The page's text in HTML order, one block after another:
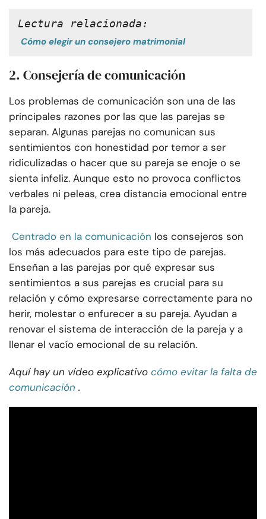
Lectura relacionada:
Cómo elegir un consejero matrimonial
2. Consejería de comunicación
Los problemas de comunicación son una de las
principales razones por las que las parejas se
separan. Algunas parejas no comunican sus
sentimientos con honestidad por temor a ser
ridiculizadas o hacer que su pareja se enoje o se
sienta infeliz. Aunque esto no provoca conflictos
verbales ni peleas, crea distancia emocional entre
la pareja.
Centrado en la comunicación los consejeros son
los más adecuados para este tipo de parejas.
Enseñan a las parejas por qué expresar sus
sentimientos a sus parejas es crucial para su
relación y cómo expresarse correctamente para no
herir, molestar o enfurecer a su pareja. Ayudan a
renovar el sistema de interacción de la pareja y a
llenar el vacío emocional de su relación.
Aquí hay un vídeo explicativo cómo evitar la falta de
comunicación .